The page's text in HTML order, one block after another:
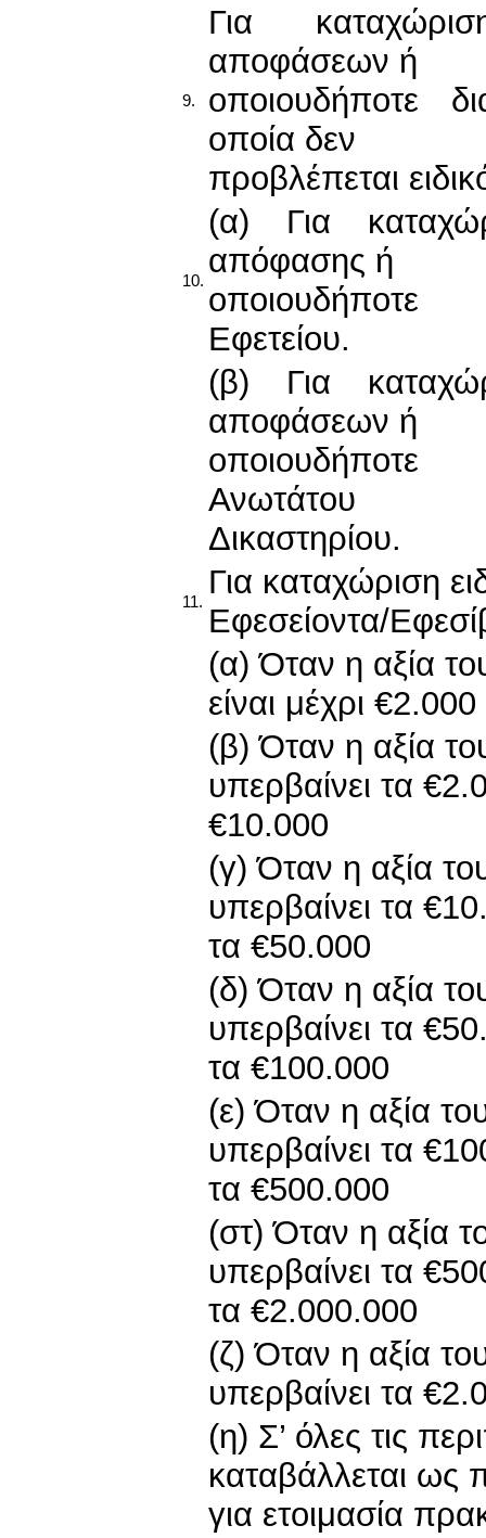
9.
Για
αποφάσεων ή
οποιουδήποτε
οποία δεν
προβλέπεται
10.
(α) Για
απόφασης ή
οποιουδήποτε
Εφετείου.
(β) Για
αποφάσεων ή
οποιουδήποτε
Ανωτάτου
Δικαστηρίου.
11.
Για καταχώριση
Εφεσείοντα/
(α) Όταν η αξία
είναι μέχρι €2.000
(β) Όταν η αξία
υπερβαίνει τα
€10.000
(γ) Όταν η αξία
υπερβαίνει τα
τα €50.000
(δ) Όταν η αξία
υπερβαίνει τα
τα €100.000
(ε) Όταν η αξία
υπερβαίνει τα
τα €500.000
(στ) Όταν η αξία
υπερβαίνει τα
τα €2.000.000
(ζ) Όταν η αξία
υπερβαίνει τα
(η) Σ’ όλες τις
καταβάλλεται ως
για ετοιμασία